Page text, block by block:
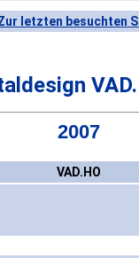
letzten besuchten
2007
VAD.HO